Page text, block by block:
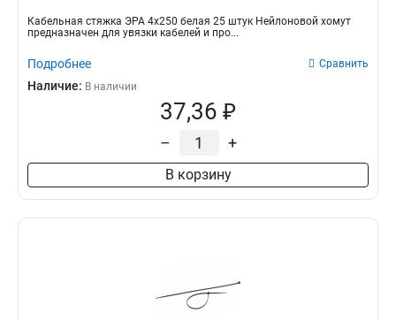
Кабельная стяжка ЭРА 4x250 белая 25 штук Нейлоновой хомут
предназначен для увязки кабелей и про...
Подробнее Сравнить
Наличие: В наличии
37,36 ₽
– +
В корзину